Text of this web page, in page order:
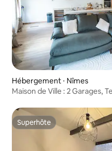
Hébergement ⋅ Nîmes
Maison de Ville : 2 Garages,
Superhôte
Superhôte